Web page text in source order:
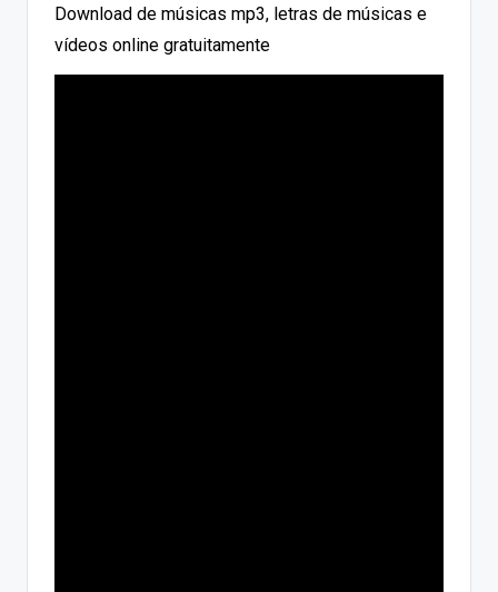
Download de músicas mp3, letras de músicas e
vídeos online gratuitamente